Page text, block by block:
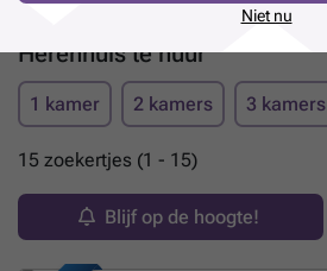
Herenhuis te huur
1 kamer 2 kamers 3 kamers
15 zoekertjes (1 - 15)
Blijf op de hoogte!
Niet nu